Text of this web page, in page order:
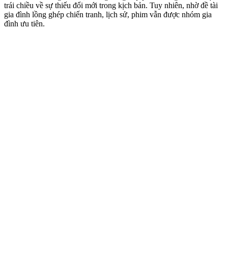
trái chiều về sự thiếu đổi mới trong kịch bản. Tuy nhiên, nhờ đề tài
gia đình lồng ghép chiến tranh, lịch sử, phim vẫn được nhóm gia
đình ưu tiên.